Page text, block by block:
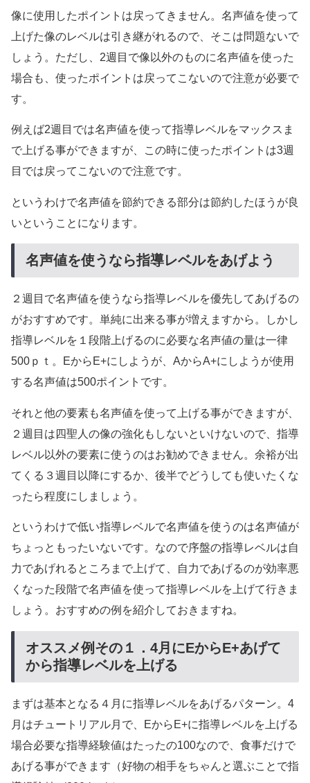
像に使用したポイントは戻ってきません。名声値を使って
上げた像のレベルは引き継がれるので、そこは問題ないで
しょう。ただし、2週目で像以外のものに名声値を使った
場合も、使ったポイントは戻ってこないので注意が必要で
す。
例えば2週目では名声値を使って指導レベルをマックスま
で上げる事ができますが、この時に使ったポイントは3週
目では戻ってこないので注意です。
というわけで名声値を節約できる部分は節約したほうが良
いということになります。
名声値を使うなら指導レベルをあげよう
２週目で名声値を使うなら指導レベルを優先してあげるの
がおすすめです。単純に出来る事が増えますから。しかし
指導レベルを１段階上げるのに必要な名声値の量は一律
500ｐｔ。EからE+にしようが、AからA+にしようが使用
する名声値は500ポイントです。
それと他の要素も名声値を使って上げる事ができますが、
２週目は四聖人の像の強化もしないといけないので、指導
レベル以外の要素に使うのはお勧めできません。余裕が出
てくる３週目以降にするか、後半でどうしても使いたくな
ったら程度にしましょう。
というわけで低い指導レベルで名声値を使うのは名声値が
ちょっともったいないです。なので序盤の指導レベルは自
力であげれるところまで上げて、自力であげるのが効率悪
くなった段階で名声値を使って指導レベルを上げて行きま
しょう。おすすめの例を紹介しておきますね。
オススメ例その１．4月にEからE+あげて
から指導レベルを上げる
まずは基本となる４月に指導レベルをあげるパターン。4
月はチュートリアル月で、EからE+に指導レベルを上げる
場合必要な指導経験値はたったの100なので、食事だけで
あげる事ができます（好物の相手をちゃんと選ぶことで指